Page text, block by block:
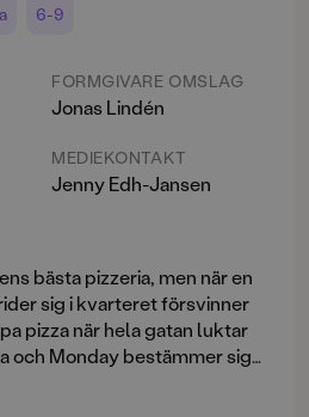
6-9
FORMGIVARE OMSLAG
Jonas Lindén
MEDIEKONTAKT
Jenny Edh-Jansen
bästa pizzeria, men när en
sig i kvarteret försvinner
pizza när hela gatan luktar
och Monday bestämmer sig
händer. Jakten leder dem